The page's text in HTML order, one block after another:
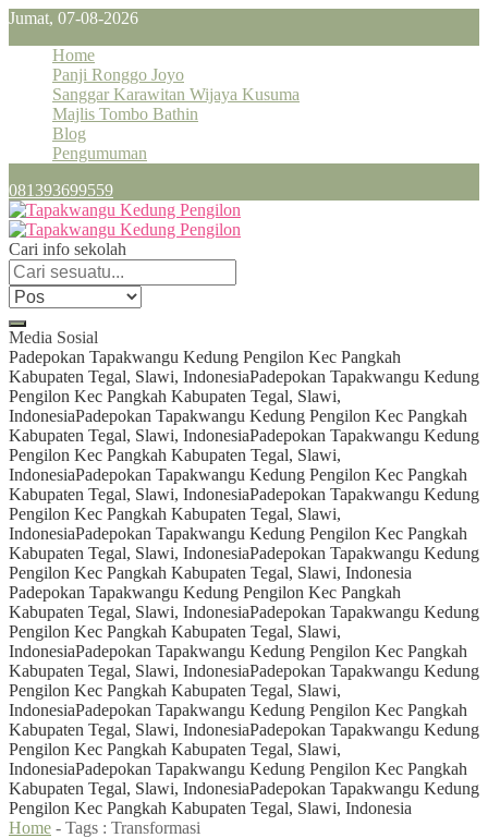
Jumat, 07-08-2026
Home
Panji Ronggo Joyo
Sanggar Karawitan Wijaya Kusuma
Majlis Tombo Bathin
Blog
Pengumuman
081393699559
Cari info sekolah
Media Sosial
Padepokan Tapakwangu Kedung Pengilon Kec Pangkah
Kabupaten Tegal, Slawi, IndonesiaPadepokan Tapakwangu Kedung
Pengilon Kec Pangkah Kabupaten Tegal, Slawi,
IndonesiaPadepokan Tapakwangu Kedung Pengilon Kec Pangkah
Kabupaten Tegal, Slawi, IndonesiaPadepokan Tapakwangu Kedung
Pengilon Kec Pangkah Kabupaten Tegal, Slawi,
IndonesiaPadepokan Tapakwangu Kedung Pengilon Kec Pangkah
Kabupaten Tegal, Slawi, IndonesiaPadepokan Tapakwangu Kedung
Pengilon Kec Pangkah Kabupaten Tegal, Slawi,
IndonesiaPadepokan Tapakwangu Kedung Pengilon Kec Pangkah
Kabupaten Tegal, Slawi, IndonesiaPadepokan Tapakwangu Kedung
Pengilon Kec Pangkah Kabupaten Tegal, Slawi, Indonesia
Padepokan Tapakwangu Kedung Pengilon Kec Pangkah
Kabupaten Tegal, Slawi, IndonesiaPadepokan Tapakwangu Kedung
Pengilon Kec Pangkah Kabupaten Tegal, Slawi,
IndonesiaPadepokan Tapakwangu Kedung Pengilon Kec Pangkah
Kabupaten Tegal, Slawi, IndonesiaPadepokan Tapakwangu Kedung
Pengilon Kec Pangkah Kabupaten Tegal, Slawi,
IndonesiaPadepokan Tapakwangu Kedung Pengilon Kec Pangkah
Kabupaten Tegal, Slawi, IndonesiaPadepokan Tapakwangu Kedung
Pengilon Kec Pangkah Kabupaten Tegal, Slawi,
IndonesiaPadepokan Tapakwangu Kedung Pengilon Kec Pangkah
Kabupaten Tegal, Slawi, IndonesiaPadepokan Tapakwangu Kedung
Pengilon Kec Pangkah Kabupaten Tegal, Slawi, Indonesia
Home - Tags : Transformasi